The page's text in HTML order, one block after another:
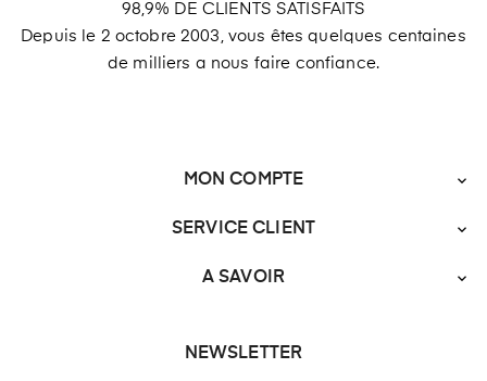
98,9% DE CLIENTS SATISFAITS
Depuis le 2 octobre 2003, vous êtes quelques centaines
de milliers a nous faire confiance.
MON COMPTE 
SERVICE CLIENT 
A SAVOIR 
NEWSLETTER